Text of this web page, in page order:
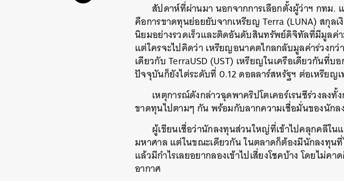
สัปดาห์ที่ผ่านมา นอกจากการเลือกตั้งผู้ว่าฯ กทม
คือการขาดทุนย่อยยับจากเหรียญ Terra (LUNA) สกุล
นิยมอย่างรวดเร็วและติดอันดับสินทรัพย์ดิจิทัลที่มีมูลค่
แต่ใครจะไปคิดว่า เหรียญอนาคตไกลกลับมูลค่าร่วงกว่
เดียวกับ TerraUSD (UST) เหรียญในเครือเดียวกันที่
ปัจจุบันก็ยังไต่ระดับที่ 0.12 ดอลลาร์สหรัฐฯ ต่อเหรียญ
เหตุการณ์ดังกล่าวฉุดพาคริปโตเคอร์เรนซีร่วงลง
ขาดทุนไปตามๆ กัน พร้อมกับลากความเชื่อมั่นของนักล
ผู้เขียนเชื่อว่านักลงทุนส่วนใหญ่ที่เข้าไปคลุกคลีใน
มหาศาล แต่ในขณะเดียวกัน ในตลาดก็ต้องมีนักลงทุนที่
แล้วมีกำไรเลยอยากลองเข้าไปเสี่ยงโชคบ้าง โดยไม่ค
อากาศ